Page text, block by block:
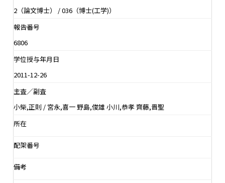
2（論文博士） / 036（博士(工学)）
報告番号
6806
学位授与年月日
2011-12-26
主査／副査
小柴,正則 / 宮永,喜一 野島,俊雄 小川,恭孝 齊藤,晋聖
所在
配架番号
備考